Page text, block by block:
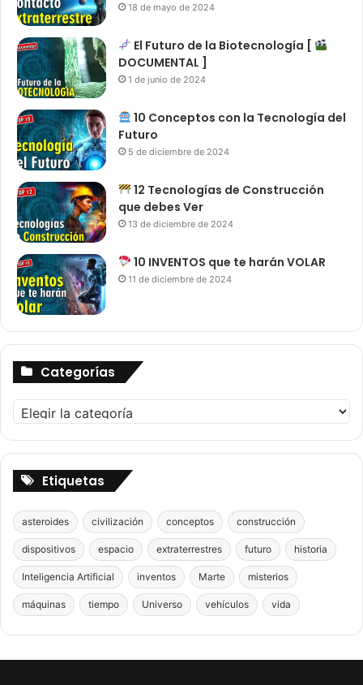
18 de mayo de 2024
El Futuro de la Biotecnología [
DOCUMENTAL ]
1 de junio de 2024
10 Conceptos con la Tecnología del
Futuro
5 de diciembre de 2024
12 Tecnologías de Construcción
que debes Ver
13 de diciembre de 2024
10 INVENTOS que te harán VOLAR
11 de diciembre de 2024
Categorías
Categorías
Etiquetas
asteroides civilización conceptos construcción
dispositivos espacio extraterrestres futuro historia
Inteligencia Artificial inventos Marte misterios
máquinas tiempo Universo vehículos vida